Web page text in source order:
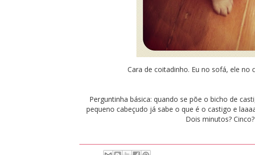
Cara de coitadinho. Eu no sofá, ele no
Perguntinha básica: quando se põe o bicho de
pequeno cabeçudo já sabe o que é o castigo e
Dois minutos?